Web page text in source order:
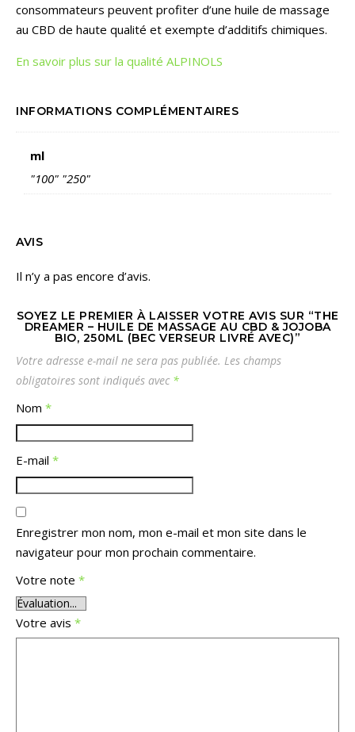
consommateurs peuvent profiter d’une huile de massage
au CBD de haute qualité et exempte d’additifs chimiques.
En savoir plus sur la qualité ALPINOLS
INFORMATIONS COMPLÉMENTAIRES
ml
"100" "250"
AVIS
Il n’y a pas encore d’avis.
SOYEZ LE PREMIER À LAISSER VOTRE AVIS SUR “THE
DREAMER – HUILE DE MASSAGE AU CBD & JOJOBA
BIO, 250ML (BEC VERSEUR LIVRÉ AVEC)”
Votre adresse e-mail ne sera pas publiée. Les champs
obligatoires sont indiqués avec *
Nom *
E-mail *
Enregistrer mon nom, mon e-mail et mon site dans le
navigateur pour mon prochain commentaire.
Votre note *
Votre avis *